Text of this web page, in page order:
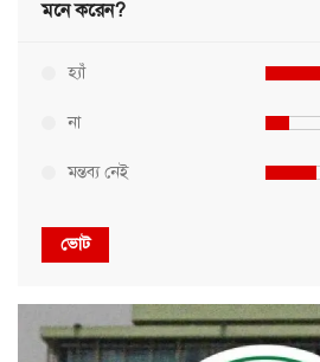
মনে করেন?
হ্যাঁ
না
মন্তব্য নেই
ভোট